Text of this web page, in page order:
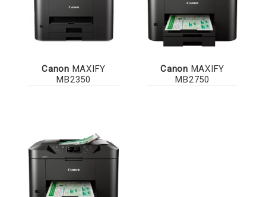
Canon MAXIFY
MB2350
Canon MAXIFY
MB2750